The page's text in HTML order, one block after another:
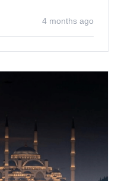
4 months ago